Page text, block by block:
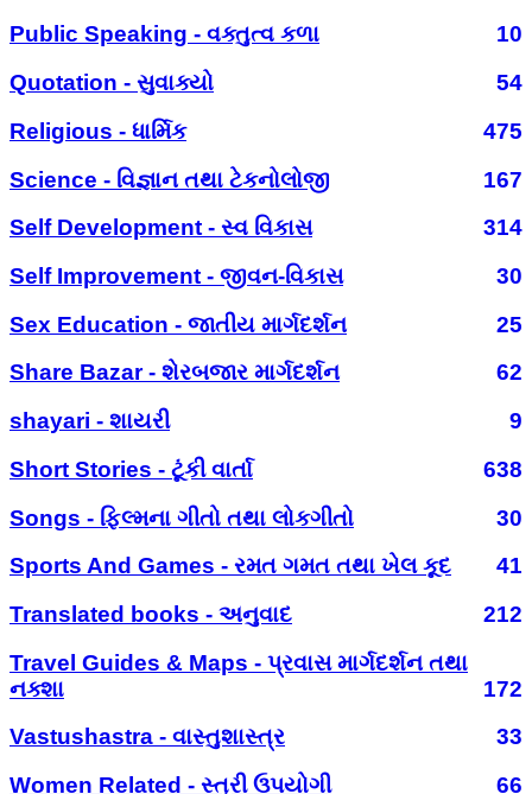
Public Speaking - વક્તુત્વ કળા
10
Quotation - સુવાક્યો
54
Religious - ધાર્મિક
475
Science - વિજ્ઞાન તથા ટેકનોલોજી
167
Self Development - સ્વ વિકાસ
314
Self Improvement - જીવન-વિકાસ
30
Sex Education - જાતીય માર્ગદર્શન
25
Share Bazar - શેરબજાર માર્ગદર્શન
62
shayari - શાયરી
9
Short Stories - ટૂંકી વાર્તા
638
Songs - ફિલ્મના ગીતો તથા લોકગીતો
30
Sports And Games - રમત ગમત તથા ખેલ કૂદ
41
Translated books - અનુવાદ
212
Travel Guides & Maps - પ્રવાસ માર્ગદર્શન તથા
નક્શા
172
Vastushastra - વાસ્તુશાસ્ત્ર
33
Women Related - સ્ત્રી ઉપયોગી
66